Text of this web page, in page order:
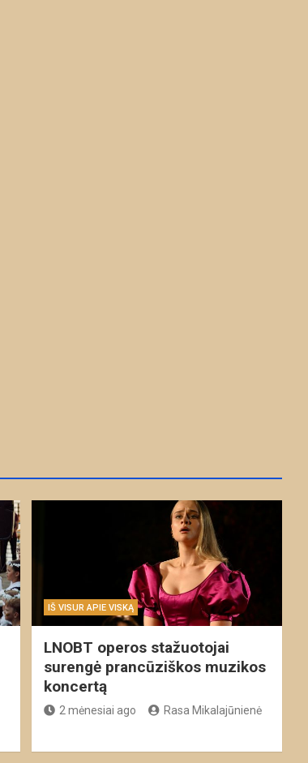
IŠ VISUR APIE VISKĄ
LNOBT operos stažuotojai
surengė prancūziškos muzikos
koncertą
2 mėnesiai ago Rasa Mikalajūnienė